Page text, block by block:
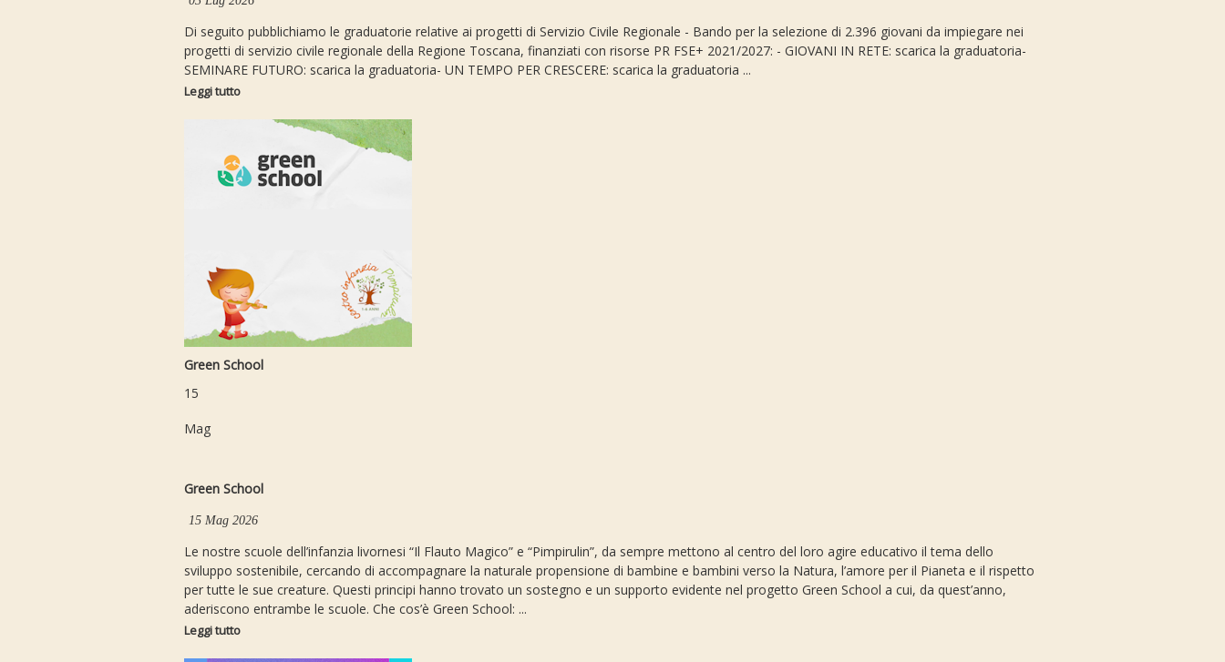
Di seguito pubblichiamo le graduatorie relative ai progetti di Servizio Civile Regionale - Bando per la selezione di 2.396 giovani da impiegare nei
progetti di servizio civile regionale della Regione Toscana, finanziati con risorse PR FSE+ 2021/2027: - GIOVANI IN RETE: scarica la graduatoria-
SEMINARE FUTURO: scarica la graduatoria- UN TEMPO PER CRESCERE: scarica la graduatoria ...
Leggi tutto
Green School
15
Mag
Green School
15 Mag 2026
Le nostre scuole dell’infanzia livornesi “Il Flauto Magico” e “Pimpirulin”, da sempre mettono al centro del loro agire educativo il tema dello
sviluppo sostenibile, cercando di accompagnare la naturale propensione di bambine e bambini verso la Natura, l’amore per il Pianeta e il rispetto
per tutte le sue creature. Questi principi hanno trovato un sostegno e un supporto evidente nel progetto Green School a cui, da quest’anno,
aderiscono entrambe le scuole. Che cos’è Green School: ...
Leggi tutto